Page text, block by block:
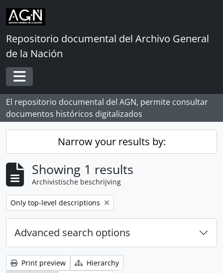
Skip to main content
Repositorio documental del Archivo General
de la Nación
Toggle navigation
El repositorio documental del AGN, permite consultar
documentos históricos digitalizados
Narrow your results by:
Showing 1 results
Archivistische beschrijving
Remove filter:
Only top-level descriptions
Advanced search options
Print preview
Hierarchy